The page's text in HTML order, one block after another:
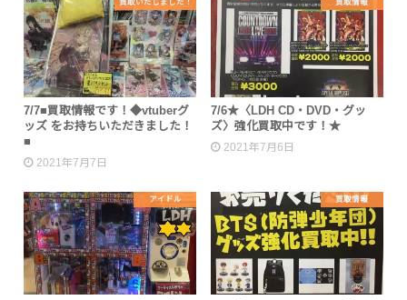
買取いたしました！
7/7■買取情報です！◆vtuberグ
ッズ をお持ちいただきました！
■
2021年7月7日
買取情報
7/6★〈LDH CD・DVD・グッ
ズ〉強化買取中です！★
2021年7月6日
アイドル 買取情報